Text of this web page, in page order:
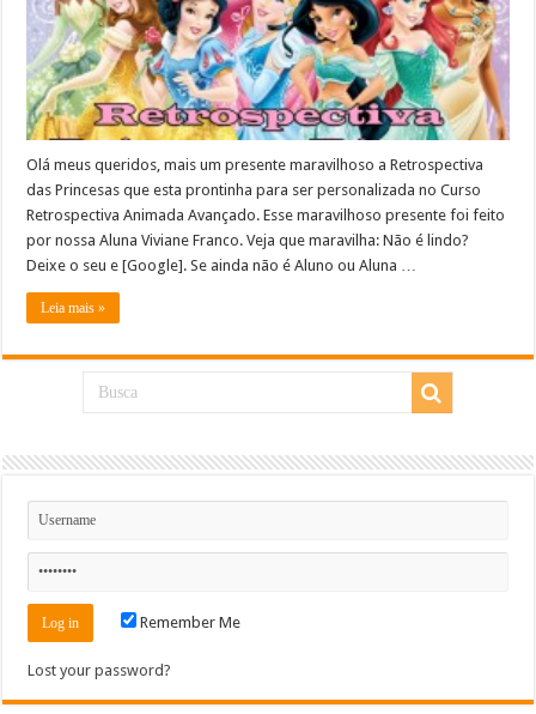
Olá meus queridos, mais um presente maravilhoso a Retrospectiva
das Princesas que esta prontinha para ser personalizada no Curso
Retrospectiva Animada Avançado. Esse maravilhoso presente foi feito
por nossa Aluna Viviane Franco. Veja que maravilha: Não é lindo?
Deixe o seu e [Google]. Se ainda não é Aluno ou Aluna …
Leia mais »
Remember Me
Lost your password?